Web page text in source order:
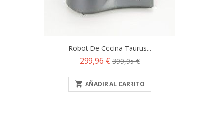
Robot De Cocina Taurus...
Precio
299,96 €Precio
399,95 €
 AÑADIR AL CARRITO